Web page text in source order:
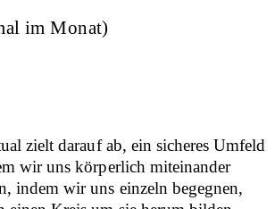
im Monat)
zielt darauf ab, ein sicheres Umfeld
wir uns körperlich miteinander
indem wir uns einzeln begegnen,